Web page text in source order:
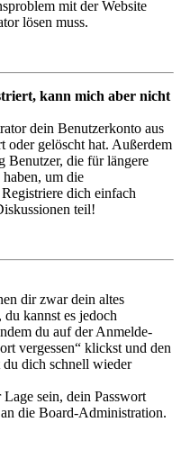
mit der Website
lösen muss.
kann mich aber nicht
dein Benutzerkonto aus
oder gelöscht hat. Außerdem
Benutzer, die für längere
um die
dich einfach
teil!
dir zwar dein altes
kannst es jedoch
du auf der Anmelde-
vergessen“ klickst und den
dich schnell wieder
sein, dein Passwort
die Board-Administration.